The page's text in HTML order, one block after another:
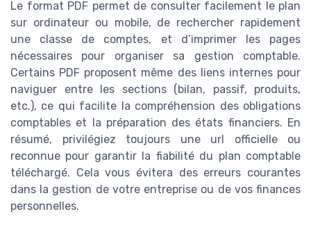
Le format PDF permet de consulter facilement le plan
sur ordinateur ou mobile, de rechercher rapidement
une classe de comptes, et d’imprimer les pages
nécessaires pour organiser sa gestion comptable.
Certains PDF proposent même des liens internes pour
naviguer entre les sections (bilan, passif, produits,
etc.), ce qui facilite la compréhension des obligations
comptables et la préparation des états financiers. En
résumé, privilégiez toujours une url officielle ou
reconnue pour garantir la fiabilité du plan comptable
téléchargé. Cela vous évitera des erreurs courantes
dans la gestion de votre entreprise ou de vos finances
personnelles.